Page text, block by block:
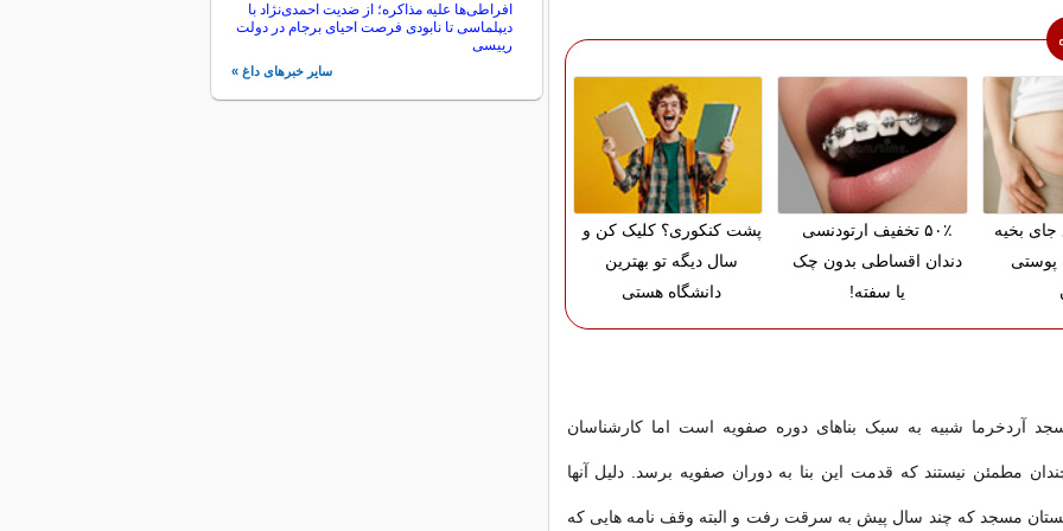
جای بخیه
پوستی
۵۰٪ تخفیف ارتودنسی
دندان اقساطی بدون چک
یا سفته!
پشت کنکوری؟ کلیک کن و
سال دیگه تو بهترین
دانشگاه هستی
آردخرما شبیه به سبک بناهای دوره صفویه است اما کارشناسان
مطمئن نیستند که قدمت این بنا به دوران صفویه برسد. دلیل آنها
مسجد که چند سال پیش به سرقت رفت و البته وقف نامه هایی که
افراطی‌ها علیه مذاکره؛ از ضدیت احمدی‌نژاد با
دیپلماسی تا نابودی فرصت احیای برجام در دولت
رییسی
سایر خبرهای داغ »